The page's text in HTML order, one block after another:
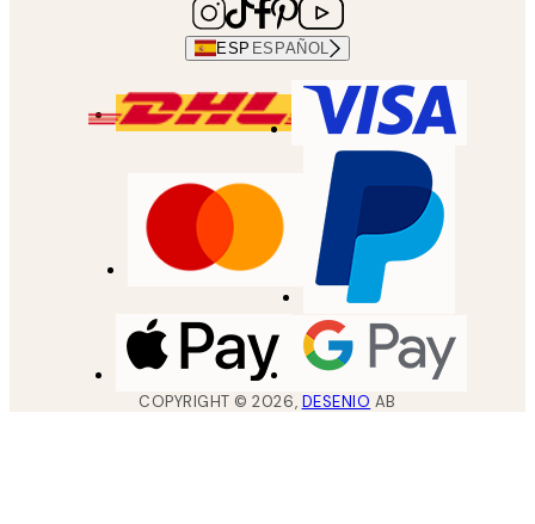
ESP ESPAÑOL
COPYRIGHT ©2026, DESENIO AB